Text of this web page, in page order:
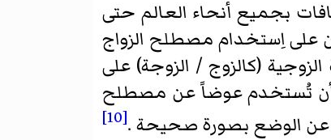
بجميع أنحاء العالم حتى
على اِستخدام مصطلح الزواج
(كالزوج / الزوجة) على
أن تُستخدم عوضاً عن مصطلح
عن الوضع بصورة صحيحة .[10]